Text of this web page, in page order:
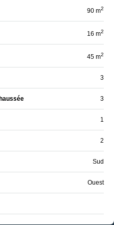
90 m2
16 m2
45 m2
3
3
1
2
Sud
Ouest